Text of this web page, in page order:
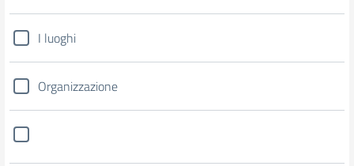
I luoghi
Organizzazione